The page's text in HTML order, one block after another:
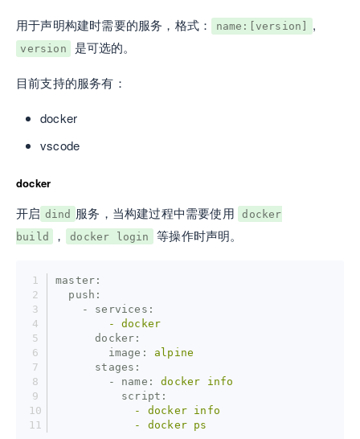
用于声明构建时需要的服务，格式： name:[version] ,
version 是可选的。
目前支持的服务有：
docker
vscode
docker
开启 dind 服务，当构建过程中需要使用
docker
build
， docker login 等操作时声明。
master:
  push:
    - services:
        -
docker
      docker:
        image:
alpine
      stages:
        - name:
docker
info
          script:
            -
docker info
            -
docker ps